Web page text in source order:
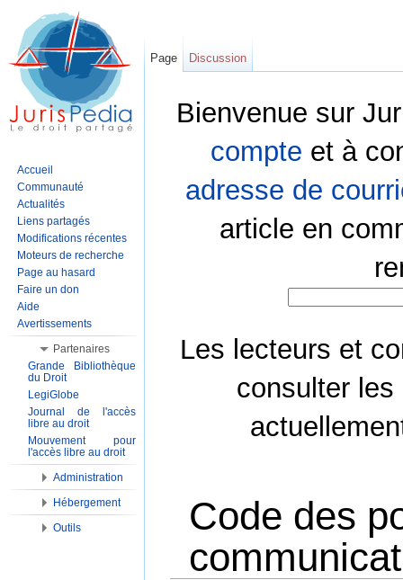
Bienvenue sur
compte et à
adresse de
article en
Les lecteurs et
consulter les
Code des
Page Discussion
Accueil
Communauté
Actualités
Liens partagés
Modifications récentes
Moteurs de recherche
Page au hasard
Faire un don
Aide
Avertissements
Partenaires
Grande Bibliothèque
du Droit
LegiGlobe
Journal de l'accès
libre au droit
Mouvement pour
l'accès libre au droit
Administration
Hébergement
Outils